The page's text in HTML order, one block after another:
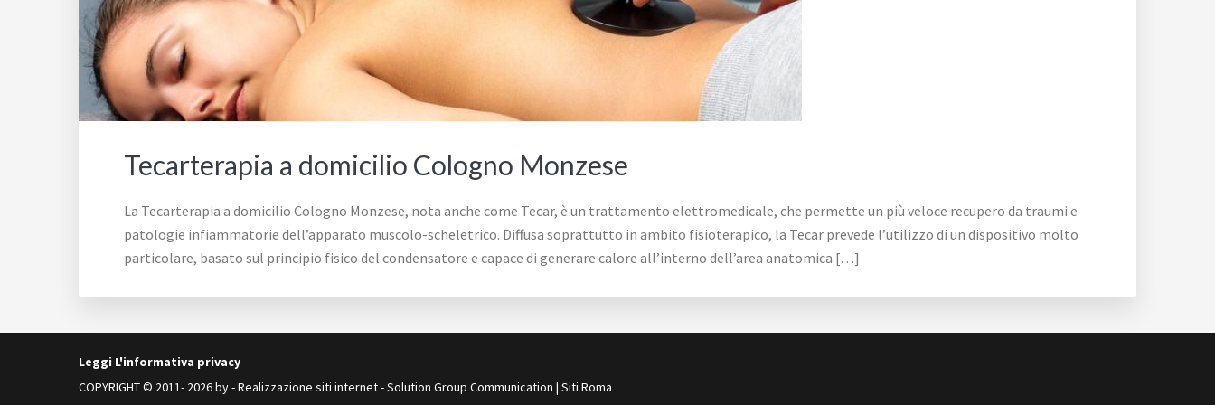
Tecarterapia a domicilio Cologno Monzese
La Tecarterapia a domicilio Cologno Monzese, nota anche come Tecar, è un trattamento elettromedicale, che permette un più veloce recupero da traumi e
patologie infiammatorie dell’apparato muscolo-scheletrico. Diffusa soprattutto in ambito fisioterapico, la Tecar prevede l’utilizzo di un dispositivo molto
particolare, basato sul principio fisico del condensatore e capace di generare calore all’interno dell’area anatomica […]
Leggi L'informativa privacy
COPYRIGHT © 2011- 2026 by -Realizzazione siti internet-Solution Group Communication | Siti Roma